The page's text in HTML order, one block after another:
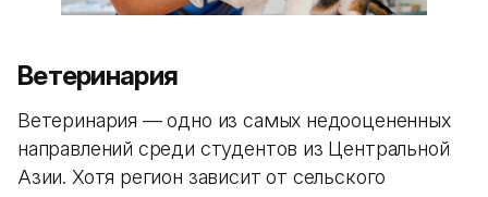
Ветеринария
Ветеринария — одно из самых недооцененных
направлений среди студентов из Центральной
Азии. Хотя регион зависит от сельского